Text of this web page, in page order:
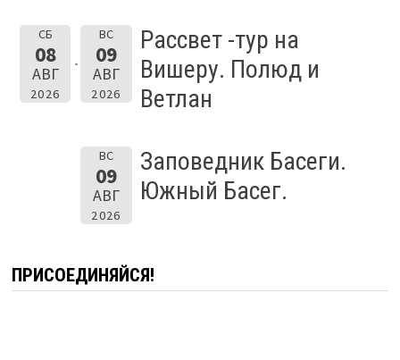
СБ
08
АВГ
2026
ВС
09
АВГ
2026
Рассвет -тур на
Вишеру. Полюд и
Ветлан
ВС
09
АВГ
2026
Заповедник Басеги.
Южный Басег.
ПРИСОЕДИНЯЙСЯ!